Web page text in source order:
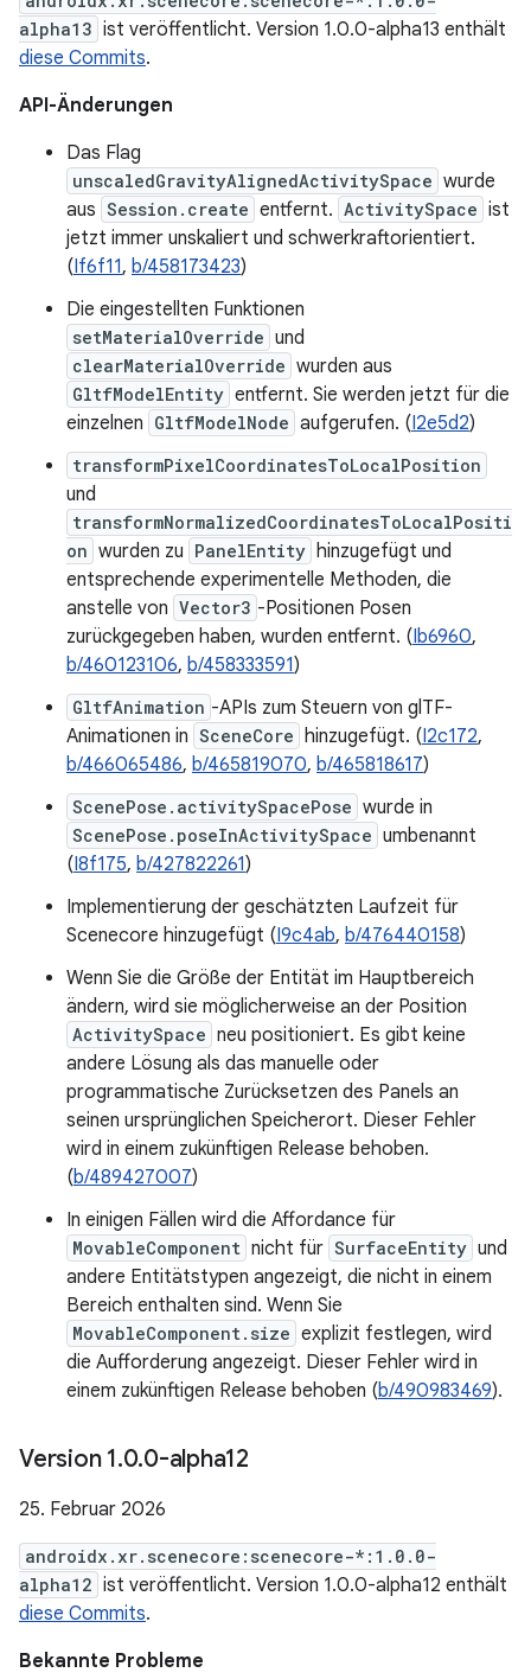
alpha13 ist veröffentlicht. Version 1.0.0-alpha13 enthält
diese Commits.
API-Änderungen
Das Flag
unscaledGravityAlignedActivitySpace wurde
aus Session.create entfernt. ActivitySpace ist
jetzt immer unskaliert und schwerkraftorientiert.
(If6f11, b/458173423)
Die eingestellten Funktionen
setMaterialOverride und
clearMaterialOverride wurden aus
GltfModelEntity entfernt. Sie werden jetzt für die
einzelnen GltfModelNode aufgerufen. (I2e5d2)
transformPixelCoordinatesToLocalPosition
und
transformNormalizedCoordinatesToLocalPositi
on wurden zu PanelEntity hinzugefügt und
entsprechende experimentelle Methoden, die
anstelle von Vector3 -Positionen Posen
zurückgegeben haben, wurden entfernt. (Ib6960,
b/460123106, b/458333591)
GltfAnimation -APIs zum Steuern von glTF-
Animationen in SceneCore hinzugefügt. (I2c172,
b/466065486, b/465819070, b/465818617)
ScenePose.activitySpacePose wurde in
ScenePose.poseInActivitySpace umbenannt
(I8f175, b/427822261)
Implementierung der geschätzten Laufzeit für
Scenecore hinzugefügt (I9c4ab, b/476440158)
Wenn Sie die Größe der Entität im Hauptbereich
ändern, wird sie möglicherweise an der Position
ActivitySpace neu positioniert. Es gibt keine
andere Lösung als das manuelle oder
programmatische Zurücksetzen des Panels an
seinen ursprünglichen Speicherort. Dieser Fehler
wird in einem zukünftigen Release behoben.
(b/489427007)
In einigen Fällen wird die Affordance für
MovableComponent nicht für SurfaceEntity und
andere Entitätstypen angezeigt, die nicht in einem
Bereich enthalten sind. Wenn Sie
MovableComponent.size explizit festlegen, wird
die Aufforderung angezeigt. Dieser Fehler wird in
einem zukünftigen Release behoben (b/490983469).
Version 1.0.0-alpha12
25. Februar 2026
androidx.xr.scenecore:scenecore-*:1.0.0-
alpha12 ist veröffentlicht. Version 1.0.0-alpha12 enthält
diese Commits.
Bekannte Probleme